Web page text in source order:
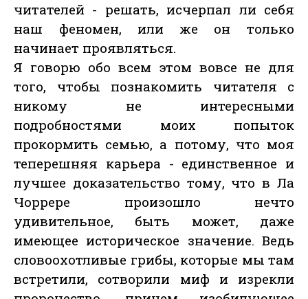
читателей - решать, исчерпал ли себя
наш феномен, или же он только
начинает проявляться.
Я говорю обо всем этом вовсе не для
того, чтобы познакомить читателя с
никому не интересными
подробностями моих попыток
прокормить семью, а потому, что моя
теперешняя карьера - единственное и
лучшее доказательство тому, что в Ла
Чоррере произошло нечто
удивительное, быть может, даже
имеющее историческое значение. Ведь
словоохотливые грибы, которые мы там
встретили, сотворили миф и изрекли